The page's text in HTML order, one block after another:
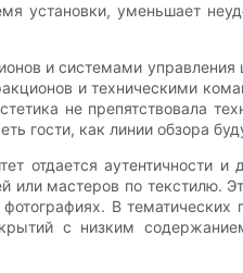
установки, уменьшает
и системами
и техническими
не препятствовала
гости, как линии обзора
отдается аутентичности
или мастеров по текстилю.
В
с низким